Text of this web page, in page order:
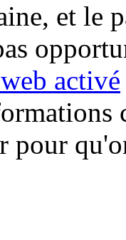
et le
activé
pour